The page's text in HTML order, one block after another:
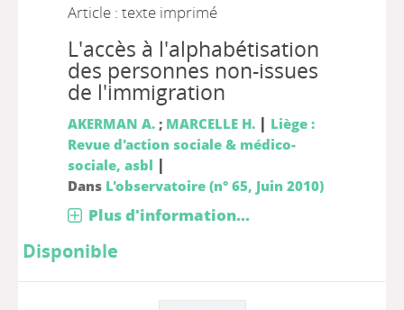
Article : texte imprimé
L'accès à l'alphabétisation
des personnes non-issues
de l'immigration
AKERMAN A.; MARCELLE H. | Liège :
Revue d'action sociale & médico-
sociale, asbl |
Dans L'observatoire (n° 65, Juin 2010)
Plus d'information...
Disponible